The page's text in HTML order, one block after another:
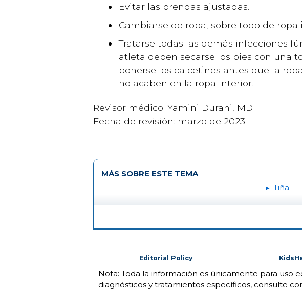
Evitar las prendas ajustadas.
Cambiarse de ropa, sobre todo de ropa
Tratarse todas las demás infecciones
atleta deben secarse los pies con una
ponerse los calcetines antes que la
no acaben en la ropa interior.
Revisor médico: Yamini Durani, MD
Fecha de revisión: marzo de 2023
MÁS SOBRE ESTE TEMA
Tiña
Editorial Policy
Nota: Toda la información es únicamente para uso
diagnósticos y tratamientos específicos, consulte